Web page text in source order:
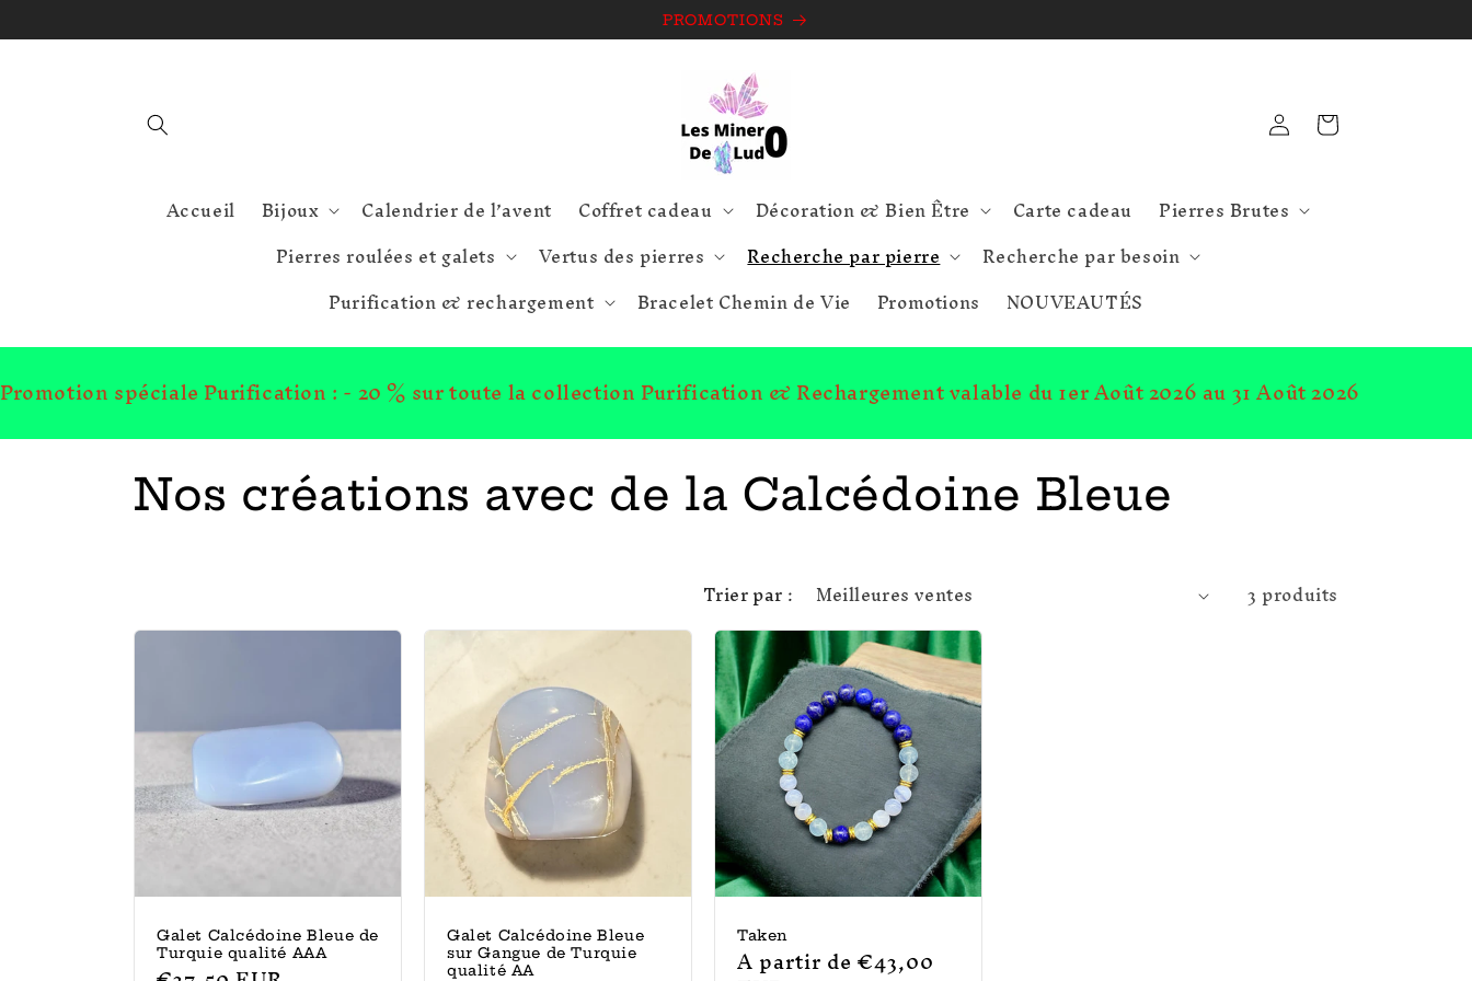
au
PROMOTIONS
Accueil Bijoux Calendrier de l’avent Coffret cadeau Décoration & Bien Être Carte cadeau
Pierres Brutes
Pierres roulées et galets
Vertus des pierres Recherche par pierre
Recherche par besoin
Purification & rechargement
Bracelet Chemin de Vie Promotions NOUVEAUTÉS
ConnexionPanier
Promotion spéciale Purification : - 20 % sur toute la collection Purification & Rechargement valable du 1er Août 2026 au 31 Août 2026
C
e
c
t
i
o
Nos créations avec de la Calcédoine Bleue
Trier par : 3 produits
Galet Calcédoine Bleue de
Turquie qualité AAA
Galet Calcédoine Bleue
sur Gangue de Turquie
qualité AA
Taken
Prix
A partir de €43,00